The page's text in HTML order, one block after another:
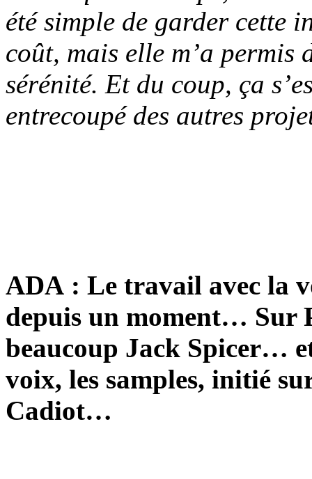
été simple de garder cette
coût, mais elle m’a permis
sérénité. Et du coup, ça
entrecoupé des autres
ADA : Le travail avec la
depuis un moment… Sur
beaucoup Jack Spicer…
voix, les samples, initié
Cadiot…